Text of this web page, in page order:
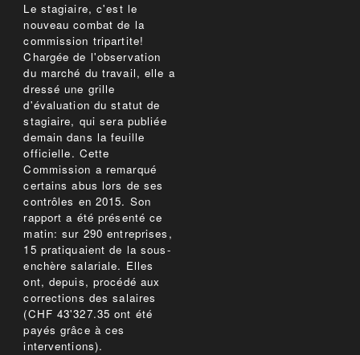
Le stagiaire, c'est le
nouveau combat de la
commission tripartite!
Chargée de l'observation
du marché du travail, elle a
dressé une grille
d'évaluation du statut de
stagiaire, qui sera publiée
demain dans la feuille
officielle. Cette
Commission a remarqué
certains abus lors de ses
contrôles en 2015. Son
rapport a été présenté ce
matin: sur 290 entreprises,
15 pratiquaient de la sous-
enchère salariale. Elles
ont, depuis, procédé aux
corrections des salaires
(CHF 43'327.35 ont été
payés grâce à ces
interventions).